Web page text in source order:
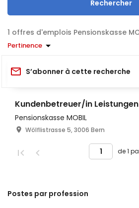
Rechercher
offres d'emplois Pensionskasse
Pertinence
S’abonner à cette recherche
Kundenbetreuer/in
Pensionskasse MOBIL
Wölflistrasse 5, 3006 Bern
de 1
Postes par profession